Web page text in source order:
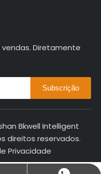
Diretamente
Subscrição
Bkwell Intelligent
direitos reservados.
Privacidade